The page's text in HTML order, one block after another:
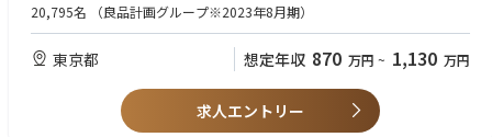
・業務フロー理解を踏まえた仕様調整、設計判断
・システム要件定義～業務利用開始までの一連のシステム開発のリード
・業務主管部門や開発ベンダなど社内外のステークホルダーとのコミュニ
③ システム開発プロセスの推進経験
たは中核メンバーとして推進した経験
④ システム運用・改善の実務経験
システムの安定運用に加え、運用改善・効率化・継続的な機能改善を主体
的に推進した経験
⑤ ステークホルダーマネジメント力
20,795名 （良品計画グループ※2023年8月期）
東京都 想定年収 870 万円 ~ 1,130 万円
求人エントリー